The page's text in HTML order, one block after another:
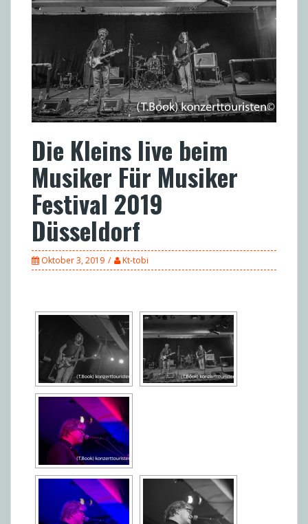
Die Kleins live beim
Musiker Für Musiker
Festival 2019
Düsseldorf
Oktober 3, 2019 Kt-tobi